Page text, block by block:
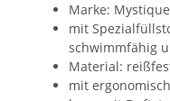
Marke: Mystique
mit
schwimmfähig
Material:
mit